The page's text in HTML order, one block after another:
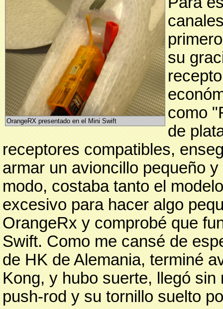
OrangeRX presentado en el Mini Swift
su
como
de
receptores compatibles,
armar un avioncillo pequeño
modo, costaba tanto el
excesivo para hacer algo
OrangeRx y comprobé que
Swift. Como me cansé de
de HK de Alemania, terminé
Kong, y hubo suerte, llegó
push-rod y su tornillo suelto